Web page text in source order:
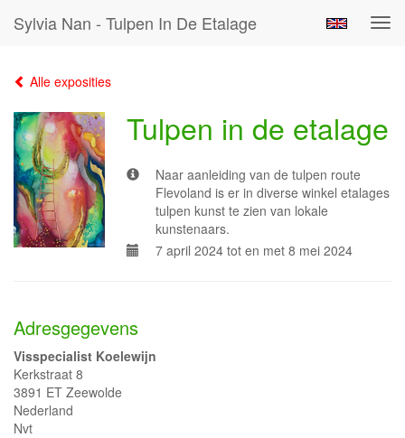
Sylvia Nan - Tulpen In De Etalage
Alle exposities
Tulpen in de etalage
Naar aanleiding van de tulpen route
Flevoland is er in diverse winkel etalages
tulpen kunst te zien van lokale
kunstenaars.
7 april 2024 tot en met 8 mei 2024
Adresgegevens
Visspecialist Koelewijn
Kerkstraat 8
3891 ET Zeewolde
Nederland
Nvt